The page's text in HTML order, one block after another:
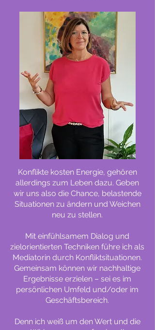
Konflikte kosten Energie, gehören
allerdings zum Leben dazu. Geben
wir uns also die Chance, belastende
Situationen zu ändern und Weichen
neu zu stellen.
Mit einfühlsamem Dialog und
zielorientierten Techniken führe ich als
Mediatorin durch Konfliktsituationen.
Gemeinsam können wir nachhaltige
Ergebnisse erzielen – sei es im
persönlichen Umfeld und/oder im
Geschäftsbereich.
Denn ich weiß um den Wert und die